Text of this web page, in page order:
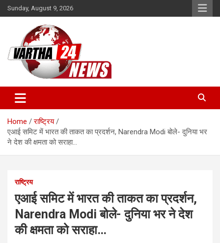
Skip
to
Sunday, August 9, 2026
Vartha 24
Home
राष्ट्रिय
एआई समिट में भारत की ताकत का प्रदर्शन, Narendra Modi बोले- दुनिया भर
ने देश की क्षमता को सराहा…
राष्ट्रिय
एआई समिट में भारत की ताकत का प्रदर्शन,
Narendra Modi बोले- दुनिया भर ने देश
की क्षमता को सराहा…